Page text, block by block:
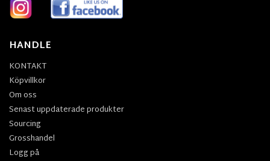
HANDLE
KONTAKT
Köpvillkor
Om oss
Senast uppdaterade produkter
Sourcing
Grosshandel
Logg på